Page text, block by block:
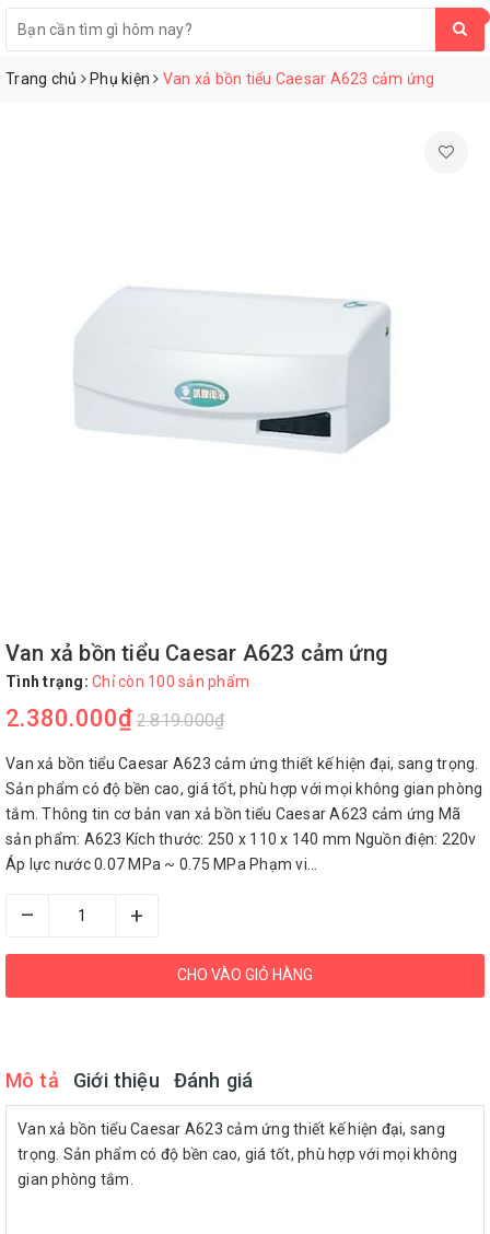
Trang chủ Phụ kiện Van xả bồn tiểu Caesar A623 cảm ứng
Van xả bồn tiểu Caesar A623 cảm ứng
Tình trạng: Chỉ còn 100 sản phẩm
2.380.000₫ 2.819.000₫
Van xả bồn tiểu Caesar A623 cảm ứng thiết kế hiện đại, sang trọng.
Sản phẩm có độ bền cao, giá tốt, phù hợp với mọi không gian phòng
tắm. Thông tin cơ bản van xả bồn tiểu Caesar A623 cảm ứng Mã
sản phẩm: A623 Kích thước: 250 x 110 x 140 mm Nguồn điện: 220v
Áp lực nước 0.07 MPa ~ 0.75 MPa Phạm vi...
– +
CHO VÀO GIỎ HÀNG
Mô tả Giới thiệu Đánh giá
Van xả bồn tiểu Caesar A623 cảm ứng thiết kế hiện đại, sang
trọng. Sản phẩm có độ bền cao, giá tốt, phù hợp với mọi không
gian phòng tắm.